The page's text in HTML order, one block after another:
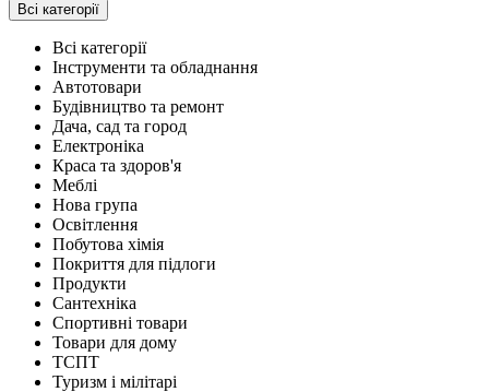
Всі категорії
Всі категорії
Інструменти та обладнання
Автотовари
Будівництво та ремонт
Дача, сад та город
Електроніка
Краса та здоров'я
Меблі
Нова група
Освітлення
Побутова хімія
Покриття для підлоги
Продукти
Сантехніка
Спортивні товари
Товари для дому
ТСПТ
Туризм і мілітарі